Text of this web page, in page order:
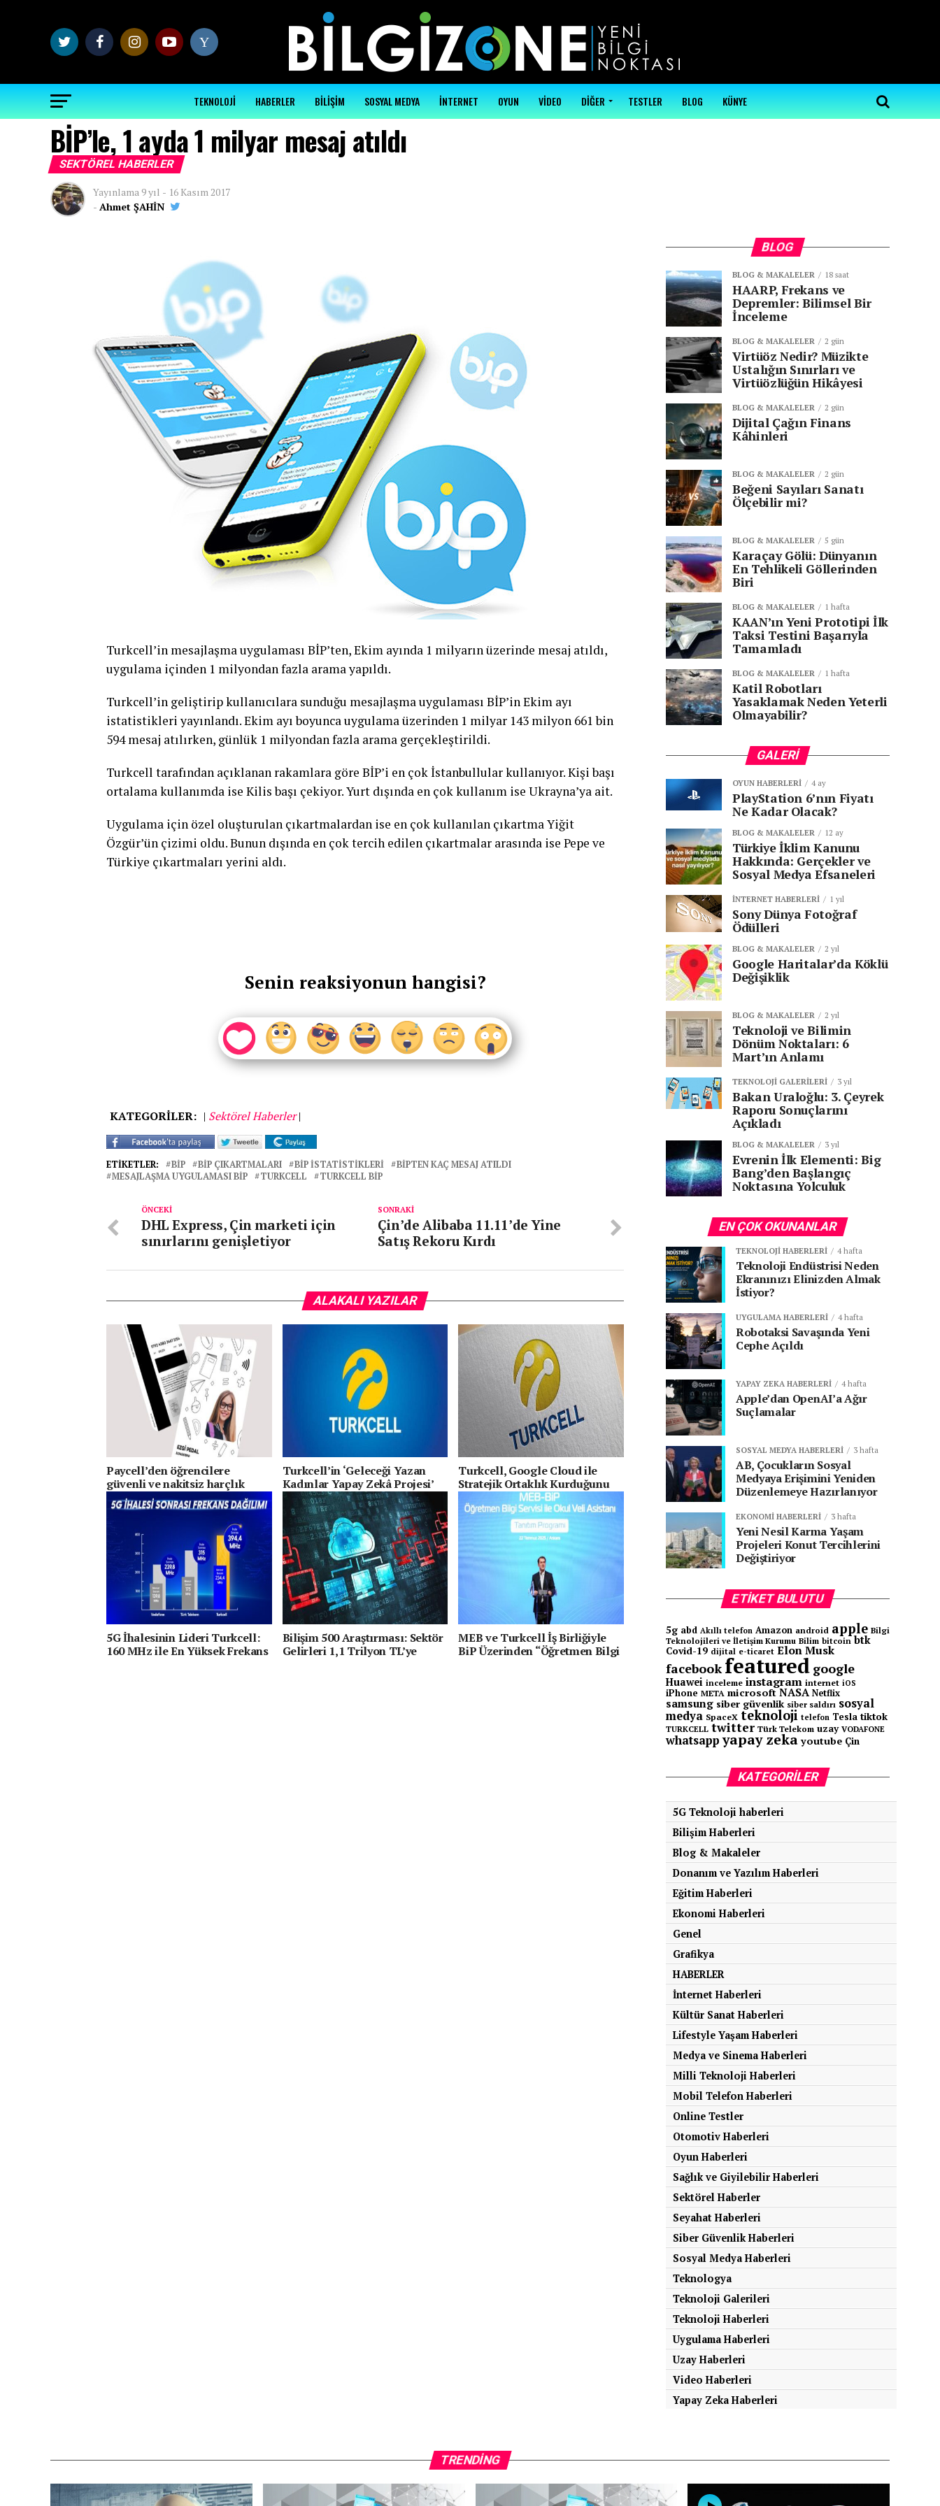
Y
TEKNOLOJİ HABERLER BİLİŞİM SOSYAL MEDYA İNTERNET OYUN VİDEO DİĞER TESTLER BLOG KÜNYE
BİP’le, 1 ayda 1 milyar mesaj atıldı
SEKTÖREL HABERLER
Yayınlama 9 yıl - 16 Kasım 2017
- Ahmet ŞAHİN
Turkcell’in mesajlaşma uygulaması BİP’ten, Ekim ayında 1 milyarın üzerinde mesaj atıldı,
uygulama içinden 1 milyondan fazla arama yapıldı.
Turkcell’in geliştirip kullanıcılara sunduğu mesajlaşma uygulaması BİP’in Ekim ayı
istatistikleri yayınlandı. Ekim ayı boyunca uygulama üzerinden 1 milyar 143 milyon 661 bin
594 mesaj atılırken, günlük 1 milyondan fazla arama gerçekleştirildi.
Turkcell tarafından açıklanan rakamlara göre BİP’i en çok İstanbullular kullanıyor. Kişi başı
ortalama kullanımda ise Kilis başı çekiyor. Yurt dışında en çok kullanım ise Ukrayna’ya ait.
Uygulama için özel oluşturulan çıkartmalardan ise en çok kullanılan çıkartma Yiğit
Özgür’ün çizimi oldu. Bunun dışında en çok tercih edilen çıkartmalar arasında ise Pepe ve
Türkiye çıkartmaları yerini aldı.
Senin reaksiyonun hangisi?
KATEGORİLER: | Sektörel Haberler |
ETIKETLER: BIP BIP ÇIKARTMALARI BIP ISTATISTIKLERI
BIPTEN KAÇ MESAJ ATILDI
MESAJLAŞMA UYGULAMASI BIP
TURKCELL TURKCELL BIP
SONRAKI
Çin’de Alibaba 11.11’de Yine
Satış Rekoru Kırdı
ÖNCEKI
DHL Express, Çin marketi için
sınırlarını genişletiyor
ALAKALI YAZILAR
Paycell’den öğrencilere
güvenli ve nakitsiz harçlık
dönemi
Turkcell’in ‘Geleceği Yazan
Kadınlar Yapay Zekâ Projesi’
Mezunlarını Verdi
Turkcell, Google Cloud ile
Stratejik Ortaklık Kurduğunu
5G İhalesinin Lideri Turkcell:
160 MHz ile En Yüksek Frekans
Bilişim 500 Araştırması: Sektör
Gelirleri 1,1 Trilyon TL’ye
MEB ve Turkcell İş Birliğiyle
BiP Üzerinden “Öğretmen Bilgi
BLOG
BLOG & MAKALELER 18 saat
HAARP, Frekans ve
Depremler: Bilimsel Bir
İnceleme
BLOG & MAKALELER 2 gün
Virtüöz Nedir? Müzikte
Ustalığın Sınırları ve
Virtüözlüğün Hikâyesi
BLOG & MAKALELER 2 gün
Dijital Çağın Finans
Kâhinleri
BLOG & MAKALELER 2 gün
Beğeni Sayıları Sanatı
Ölçebilir mi?
BLOG & MAKALELER 5 gün
Karaçay Gölü: Dünyanın
En Tehlikeli Göllerinden
Biri
BLOG & MAKALELER 1 hafta
KAAN’ın Yeni Prototipi İlk
Taksi Testini Başarıyla
Tamamladı
BLOG & MAKALELER 1 hafta
Katil Robotları
Yasaklamak Neden Yeterli
Olmayabilir?
GALERI
OYUN HABERLERI 4 ay
PlayStation 6’nın Fiyatı
Ne Kadar Olacak?
BLOG & MAKALELER 12 ay
Türkiye İklim Kanunu
Hakkında: Gerçekler ve
Sosyal Medya Efsaneleri
İNTERNET HABERLERI 1 yıl
Sony Dünya Fotoğraf
Ödülleri
BLOG & MAKALELER 2 yıl
Google Haritalar’da Köklü
Değişiklik
BLOG & MAKALELER 2 yıl
Teknoloji ve Bilimin
Dönüm Noktaları: 6
Mart’ın Anlamı
TEKNOLOJI GALERILERI 3 yıl
Bakan Uraloğlu: 3. Çeyrek
Raporu Sonuçlarını
Açıkladı
BLOG & MAKALELER 3 yıl
Evrenin İlk Elementi: Big
Bang’den Başlangıç
Noktasına Yolculuk
EN ÇOK OKUNANLAR
TEKNOLOJI HABERLERI 4 hafta
Teknoloji Endüstrisi Neden
Ekranınızı Elinizden Almak
İstiyor?
UYGULAMA HABERLERI 4 hafta
Robotaksi Savaşında Yeni
Cephe Açıldı
YAPAY ZEKA HABERLERI 4 hafta
Apple’dan OpenAI’a Ağır
Suçlamalar
SOSYAL MEDYA HABERLERI 3 hafta
AB, Çocukların Sosyal
Medyaya Erişimini Yeniden
Düzenlemeye Hazırlanıyor
EKONOMI HABERLERI 3 hafta
Yeni Nesil Karma Yaşam
Projeleri Konut Tercihlerini
Değiştiriyor
ETIKET BULUTU
5g abd Akıllı telefon Amazon android apple Bilgi
Teknolojileri ve İletişim Kurumu Bilim bitcoin btk
Covid-19 dijital e-ticaret Elon Musk
facebook featured google
Huawei inceleme instagram internet iOS
iPhone META microsoft NASA Netflix
samsung siber güvenlik siber saldırı sosyal
medya SpaceX teknoloji telefon Tesla tiktok
TURKCELL twitter Türk Telekom uzay VODAFONE
whatsapp yapay zeka youtube Çin
KATEGORILER
5G Teknoloji haberleri
Bilişim Haberleri
Blog & Makaleler
Donanım ve Yazılım Haberleri
Eğitim Haberleri
Ekonomi Haberleri
Genel
Grafikya
HABERLER
İnternet Haberleri
Kültür Sanat Haberleri
Lifestyle Yaşam Haberleri
Medya ve Sinema Haberleri
Milli Teknoloji Haberleri
Mobil Telefon Haberleri
Online Testler
Otomotiv Haberleri
Oyun Haberleri
Sağlık ve Giyilebilir Haberleri
Sektörel Haberler
Seyahat Haberleri
Siber Güvenlik Haberleri
Sosyal Medya Haberleri
Teknologya
Teknoloji Galerileri
Teknoloji Haberleri
Uygulama Haberleri
Uzay Haberleri
Video Haberleri
Yapay Zeka Haberleri
TRENDING